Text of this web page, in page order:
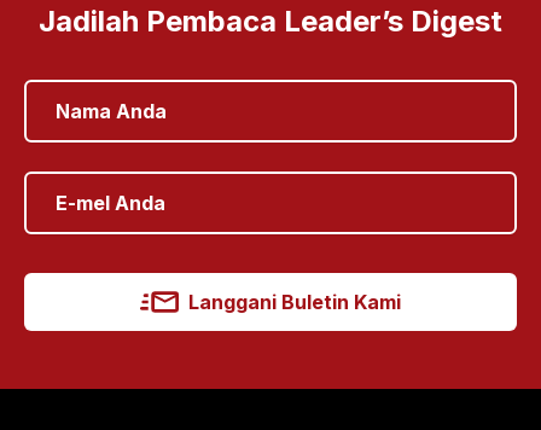
Jadilah Pembaca Leader’s Digest
Langgani Buletin Kami